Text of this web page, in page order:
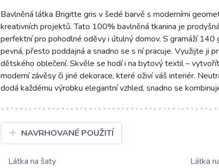
Bavlněná látka Brigitte gris v šedé barvě s moderními
kreativních projektů. Tato 100% bavlněná tkanina je
perfektní pro pohodlné oděvy i útulný domov. S gramáží
pevná, přesto poddajná a snadno se s ní pracuje. Využijte ji
dětského oblečení. Skvěle se hodí i na bytový textil –
moderní závěsy či jiné dekorace, které oživí váš interiér.
dodá každému výrobku elegantní vzhled, snadno se
NAVRHOVANÉ POUŽITÍ
Látka na šaty
Látka